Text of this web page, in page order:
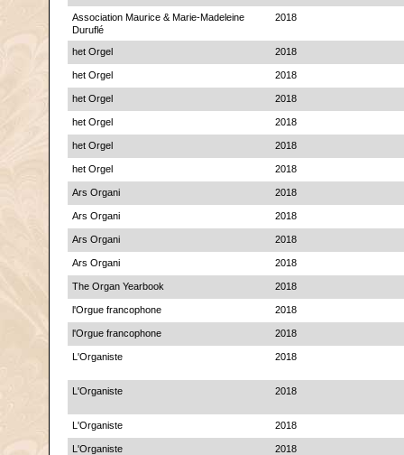
Association Maurice & Marie-Madeleine
Duruflé
2018
het Orgel 2018
het Orgel 2018
het Orgel 2018
het Orgel 2018
het Orgel 2018
het Orgel 2018
Ars Organi 2018
Ars Organi 2018
Ars Organi 2018
Ars Organi 2018
The Organ Yearbook 2018
l'Orgue francophone 2018
l'Orgue francophone 2018
L'Organiste 2018
L'Organiste 2018
L'Organiste 2018
L'Organiste 2018